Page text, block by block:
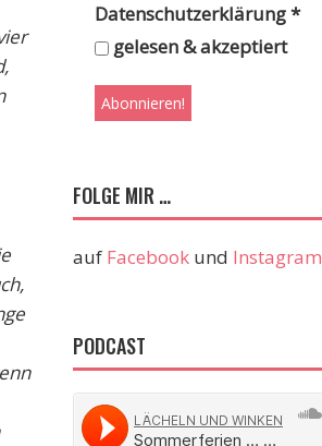
Datenschutzerklärung*
gelesen & akzeptiert
FOLGE MIR …
auf Facebook und Instagram
PODCAST